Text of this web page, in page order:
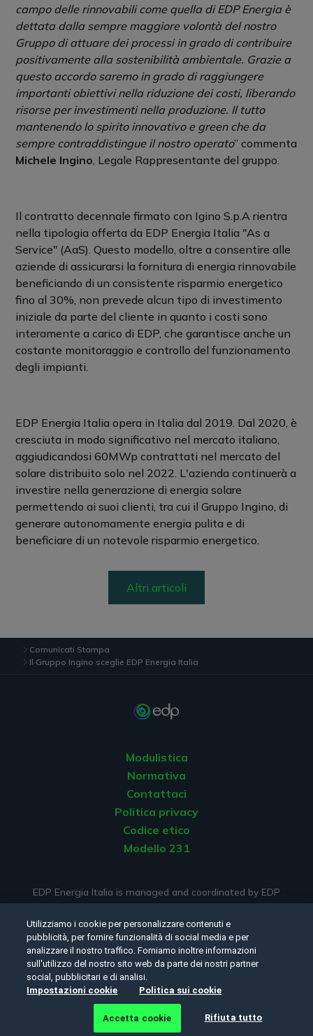
campo delle rinnovabili come quella di EDP Energia è
dettata dalla sempre maggiore volontà del nostro
Gruppo di attuare dei processi in grado di contribuire
positivamente alla sostenibilità ambientale. Grazie a
questo accordo saremo in grado di raggiungere
importanti obiettivi nella riduzione dei costi, liberando
risorse per investimenti nella produzione. Il tutto
mantenendo lo spirito innovativo e green che da
sempre contraddistingue il nostro operato” commenta
Michele Ingino, Legale Rappresentante del gruppo.
Il contratto decennale firmato con Igino S.p.A rientra
nella tipologia offerta da EDP Energia Italia "As a
Service" (AaS). Questo modello, oltre a consentire alle
aziende di assicurarsi la fornitura di energia rinnovabile
beneficiando di un consistente risparmio energetico
fino al 30%, non prevede alcun tipo di investimento
iniziale da parte del cliente in quanto i costi sono
interamente a carico di EDP, che garantisce anche un
costante monitoraggio e controllo del funzionamento
degli impianti.
EDP Energia Italia opera in Italia dal 2019. Dal 2020, è
cresciuta in modo significativo nel mercato italiano,
aggiudicandosi 60MWp contrattati nel mercato del
solare distribuito solo nel 2022. L'azienda continuerà a
investire nella generazione di energia solare
permettendo ai suoi clienti, tra cui il Gruppo Ingino, di
generare autonomamente energia pulita e di
beneficiare di un notevole risparmio energetico.
Altri articoli
Comunicati Stampa
Il Gruppo Ingino sceglie EDP Energia Italia
Modulistica
Normativa
Contattaci
Politica privacy
Codice etico
Modello 231
EDP Energia Italia is managed and coordinated by EDP
ENERGIAS DE PORTUGAL S.A.
Seguici:
©Copyright 2026 - EDP Energia Italia SRL. Tutti i diritti
riservati.Politica privacy cookie
Utilizziamo i cookie per personalizzare contenuti e
pubblicità, per fornire funzionalità di social media e per
analizzare il nostro traffico. Forniamo inoltre informazioni
sull'utilizzo del nostro sito web da parte dei nostri partner
social, pubblicitari e di analisi.
Impostazioni cookie
Politica sui cookie
Rifiuta tutto
Accetta cookie